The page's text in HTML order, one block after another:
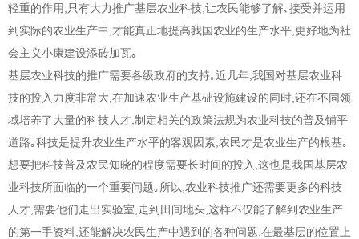
轻重的作用,只有大力推广基层农业科技,让农民能够了解､接受并运用
到实际的农业生产中,才能真正地提高我国农业的生产水平,更好地为社
会主义小康建设添砖加瓦｡
基层农业科技的推广需要各级政府的支持｡近几年,我国对基层农业科
技的投入力度非常大,在加速农业生产基础设施建设的同时,还在不同领
域培养了大量的科技人才,制定相关的政策法规为农业科技的普及铺平
道路｡科技是提升农业生产水平的客观因素,农民才是农业生产的根基｡
想要把科技普及农民知晓的程度需要长时间的投入,这也是我国基层农
业科技所面临的一个重要问题｡所以,农业科技推广还需要更多的科技
人才,需要他们走出实验室,走到田间地头,这样不仅能了解到农业生产
的第一手资料,还能解决农民生产中遇到的各种问题,在最基层的位置上